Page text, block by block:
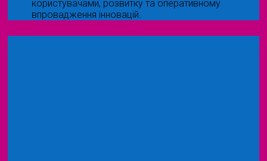
користувачами, розвитку та оперативному
впровадження інновацій.